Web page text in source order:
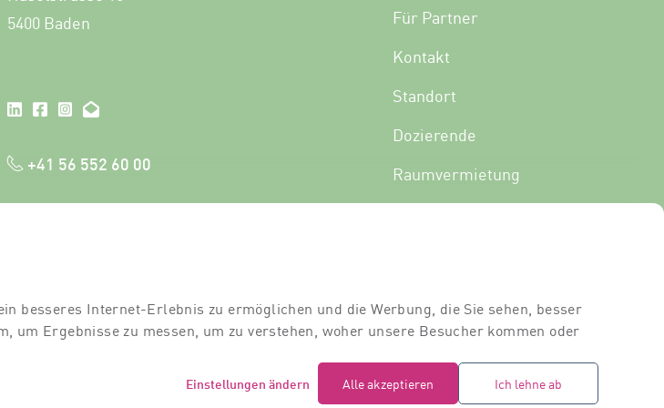
besseres Internet-Erlebnis zu ermöglichen und die Werbung, die Sie sehen, besser
um Ergebnisse zu messen, um zu verstehen, woher unsere Besucher kommen oder
Einstellungen ändern Alle akzeptieren Ich lehne ab
5400 Baden
+41 56 552 60 00
Für Partner
Kontakt
Standort
Dozierende
Raumvermietung
campus3 (c) 2026